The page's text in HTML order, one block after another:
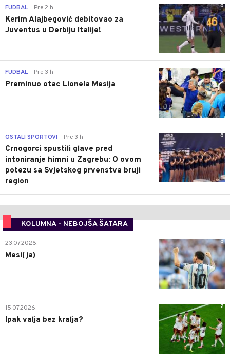
0
FUDBAL Pre 2 h
Kerim Alajbegović debitovao za
Juventus u Derbiju Italije!
0
FUDBAL Pre 3 h
Preminuo otac Lionela Mesija
0
OSTALI SPORTOVI Pre 3 h
Crnogorci spustili glave pred
intoniranje himni u Zagrebu: O ovom
potezu sa Svjetskog prvenstva bruji
region
KOLUMNA - NEBOJŠA ŠATARA
0
23.07.2026.
Mesi(ja)
2
15.07.2026.
Ipak valja bez kralja?